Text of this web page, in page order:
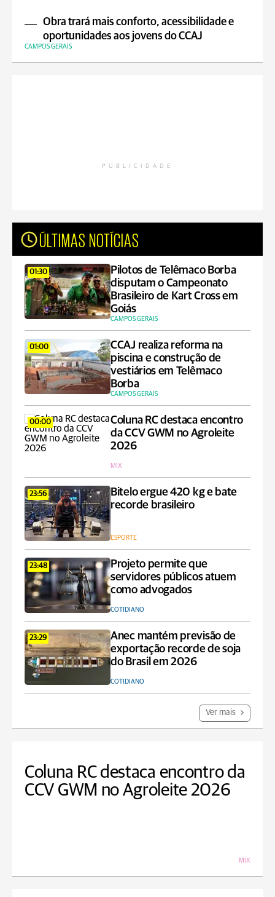
Obra trará mais conforto, acessibilidade e
oportunidades aos jovens do CCAJ
CAMPOS GERAIS
PUBLICIDADE
ÚLTIMAS NOTÍCIAS
01:30
Pilotos de Telêmaco Borba
disputam o Campeonato
Brasileiro de Kart Cross em
Goiás
CAMPOS GERAIS
01:00
CCAJ realiza reforma na
piscina e construção de
vestiários em Telêmaco
Borba
CAMPOS GERAIS
00:00
Coluna RC destaca encontro
da CCV GWM no Agroleite
2026
MIX
23:56
Bitelo ergue 420 kg e bate
recorde brasileiro
ESPORTE
23:48
Projeto permite que
servidores públicos atuem
como advogados
COTIDIANO
23:29
Anec mantém previsão de
exportação recorde de soja
do Brasil em 2026
COTIDIANO
Ver mais
Coluna RC destaca encontro da
CCV GWM no Agroleite 2026
MIX